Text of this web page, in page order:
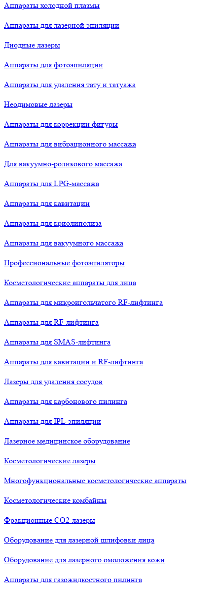
Аппараты холодной плазмы
Аппараты для лазерной эпиляции
Диодные лазеры
Аппараты для фотоэпиляции
Аппараты для удаления тату и татуажа
Неодимовые лазеры
Аппараты для коррекции фигуры
Аппараты для вибрационного массажа
Для вакуумно-роликового массажа
Аппараты для LPG-массажа
Аппараты для кавитации
Аппараты для криолиполиза
Аппараты для вакуумного массажа
Профессиональные фотоэпиляторы
Косметологические аппараты для лица
Аппараты для микроигольчатого RF-лифтинга
Аппараты для RF-лифтинга
Аппараты для SMAS-лифтинга
Аппараты для кавитации и RF-лифтинга
Лазеры для удаления сосудов
Аппараты для карбонового пилинга
Аппараты для IPL-эпиляции
Лазерное медицинское оборудование
Косметологические лазеры
Многофункциональные косметологические аппараты
Косметологические комбайны
Фракционные СО2-лазеры
Оборудование для лазерной шлифовки лица
Оборудование для лазерного омоложения кожи
Аппараты для газожидкостного пилинга